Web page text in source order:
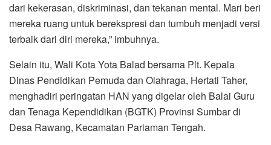
dari kekerasan, diskriminasi, dan tekanan mental. Mari beri
mereka ruang untuk berekspresi dan tumbuh menjadi versi
terbaik dari diri mereka,” imbuhnya.
Selain itu, Wali Kota Yota Balad bersama Plt. Kepala
Dinas Pendidikan Pemuda dan Olahraga, Hertati Taher,
menghadiri peringatan HAN yang digelar oleh Balai Guru
dan Tenaga Kependidikan (BGTK) Provinsi Sumbar di
Desa Rawang, Kecamatan Pariaman Tengah.